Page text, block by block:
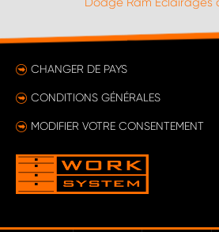
CHANGER DE PAYS
CONDITIONS GÉNÉRALES
MODIFIER VOTRE CONSENTEMENT